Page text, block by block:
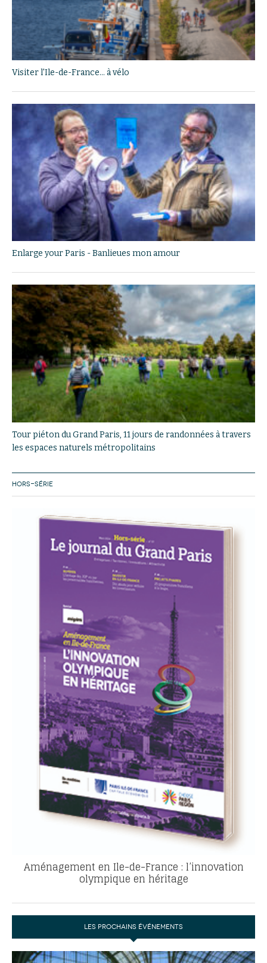
Visiter l'Ile-de-France... à vélo
Enlarge your Paris - Banlieues mon amour
Tour piéton du Grand Paris, 11 jours de randonnées à travers
les espaces naturels métropolitains
HORS-SÉRIE
Aménagement en Ile-de-France : l’innovation
olympique en héritage
LES PROCHAINS ÉVÉNEMENTS